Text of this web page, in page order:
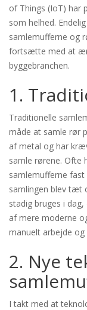
of Things (IoT) har
som helhed.
samlemufferne og
fortsætte med at
byggebranchen.
1.
Traditionelle
måde at samle rør
af metal og har
samle rørene. Ofte
samlemufferne
samlingen blev tæt
stadig bruges i
af mere moderne
manuelt arbejde
2. Nye
I takt med at